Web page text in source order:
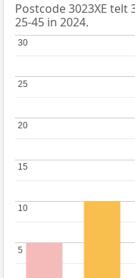
Postcode 3023XE
25-45 in 2024.
5
5
10
10
15
15
20
20
25
25
30
30